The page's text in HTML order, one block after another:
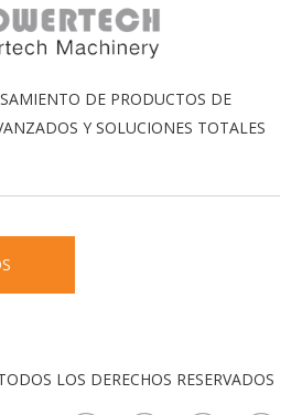
DE PRODUCTOS DE
Y SOLUCIONES TOTALES
LOS DERECHOS RESERVADOS